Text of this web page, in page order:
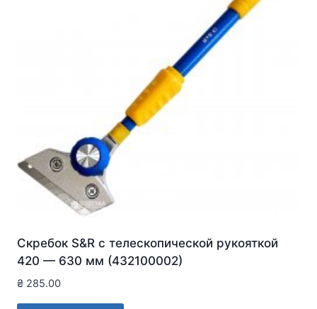
Скребок S&R с телескопической рукояткой
420 — 630 мм (432100002)
₴ 285.00